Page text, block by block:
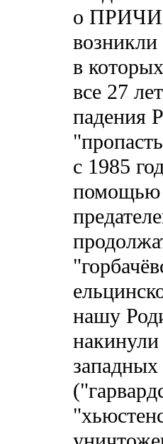
о
в
все 27
падения
с 1985
нашу